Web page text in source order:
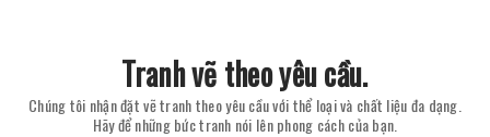
Tranh vẽ theo yêu cầu.
Chúng tôi nhận đặt vẽ tranh theo yêu cầu với thể loại và chất liệu đa dạng.
Hãy để những bức tranh nói lên phong cách của bạn.